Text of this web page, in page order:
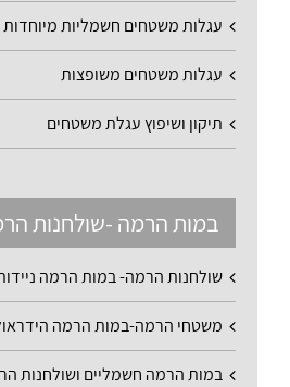
עגלות משטחים חשמליות
עגלות משטחים משופצות
תיקון ושיפוץ עגלת משטחים
במות הרמה -שולחנות
שולחנות הרמה- במות הרמה
משטחי הרמה-במות הרמה
במות הרמה חשמליים ושולחנות